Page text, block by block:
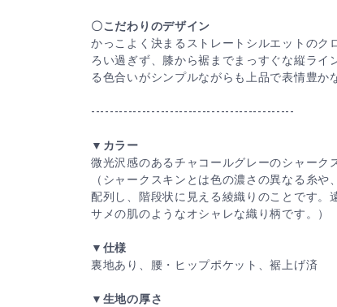
〇こだわりのデザイン
かっこよく決まるストレートシルエットのク
ろい過ぎず、膝から裾までまっすぐな縦ライ
る色合いがシンプルながらも上品で表情豊か
--------------------------------------------
▼カラー
微光沢感のあるチャコールグレーのシャーク
（シャークスキンとは色の濃さの異なる糸
配列し、階段状に見える綾織りのことです。
サメの肌のようなオシャレな織り柄です。）
▼仕様
裏地あり、腰・ヒップポケット、裾上げ済
▼生地の厚さ